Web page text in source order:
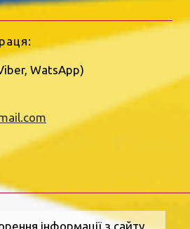
WatsApp)
інформації з сайту